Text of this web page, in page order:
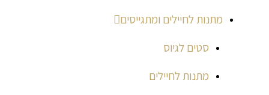
מתנות לחיילים ומתגייסים
סטים לגיוס
מתנות לחיילים